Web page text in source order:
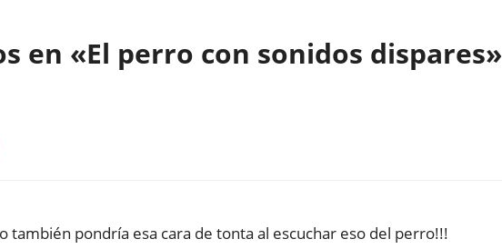
en «El perro con sonidos dispares»
también pondría esa cara de tonta al escuchar eso del perro!!!